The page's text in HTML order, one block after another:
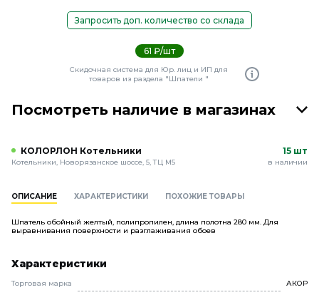
Запросить доп. количество со склада
61 ₽/шт
Скидочная система для Юр. лиц и ИП для
товаров из раздела "Шпатели "
Посмотреть наличие в магазинах
КОЛОРЛОН Котельники
Котельники, Новорязанское шоссе, 5, ТЦ М5
15 шт
в наличии
ОПИСАНИЕ ХАРАКТЕРИСТИКИ ПОХОЖИЕ ТОВАРЫ
Шпатель обойный желтый, полипропилен, длина полотна 280 мм. Для
выравнивания поверхности и разглаживания обоев
Характеристики
Торговая марка АКОР